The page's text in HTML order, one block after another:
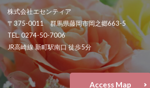
株式会社エセンティア
〒375-0011 群馬県藤岡市岡之郷663-5
TEL. 0274-50-7006
JR高崎線 新町駅南口 徒歩5分
Access Map